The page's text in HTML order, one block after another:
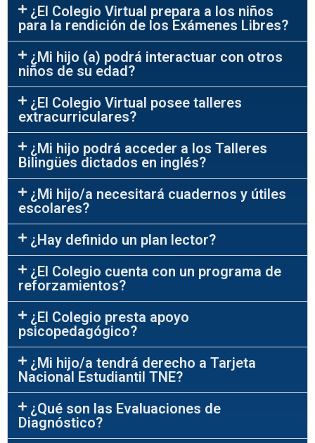
¿El Colegio Virtual prepara a los niños
para la rendición de los Exámenes Libres?
¿Mi hijo (a) podrá interactuar con otros
niños de su edad?
¿El Colegio Virtual posee talleres
extracurriculares?
¿Mi hijo podrá acceder a los Talleres
Bilingües dictados en inglés?
¿Mi hijo/a necesitará cuadernos y útiles
escolares?
¿Hay definido un plan lector?
¿El Colegio cuenta con un programa de
reforzamientos?
¿El Colegio presta apoyo
psicopedagógico?
¿Mi hijo/a tendrá derecho a Tarjeta
Nacional Estudiantil TNE?
¿Qué son las Evaluaciones de
Diagnóstico?